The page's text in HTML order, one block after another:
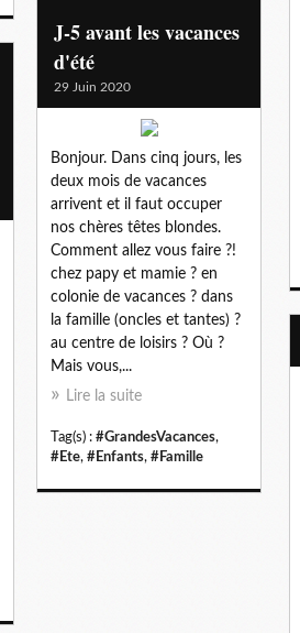
J-5 avant les vacances
d'été
29 Juin 2020
Bonjour. Dans cinq jours, les
deux mois de vacances
arrivent et il faut occuper
nos chères têtes blondes.
Comment allez vous faire ?!
chez papy et mamie ? en
colonie de vacances ? dans
la famille (oncles et tantes) ?
au centre de loisirs ? Où ?
Mais vous,...
Lire la suite
Tag(s) : #GrandesVacances,
#Ete, #Enfants, #Famille